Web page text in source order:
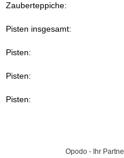
Zauberteppiche:
Pisten insgesamt:
Pisten:
Pisten:
Pisten: